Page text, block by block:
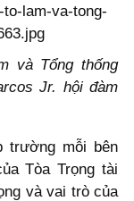
và Tổng thống
Jr. hội đàm
trường mỗi bên
Tòa Trọng tài
và vai trò của